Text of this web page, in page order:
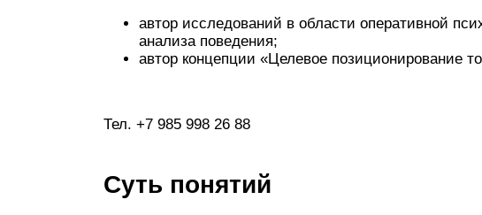
автор исследований в области оперативной
анализа поведения;
автор концепции «Целевое позиционирование
Тел. +7 985 998 26 88
Суть понятий